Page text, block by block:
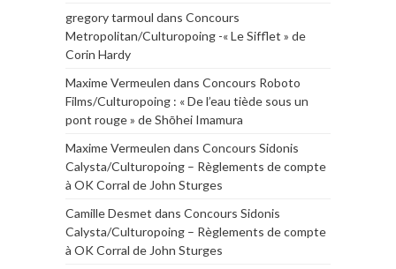
gregory tarmoul dans Concours
Metropolitan/Culturopoing -« Le Sifflet » de
Corin Hardy
Maxime Vermeulen dans Concours Roboto
Films/Culturopoing : « De l’eau tiède sous un
pont rouge » de Shōhei Imamura
Maxime Vermeulen dans Concours Sidonis
Calysta/Culturopoing – Règlements de compte
à OK Corral de John Sturges
Camille Desmet dans Concours Sidonis
Calysta/Culturopoing – Règlements de compte
à OK Corral de John Sturges